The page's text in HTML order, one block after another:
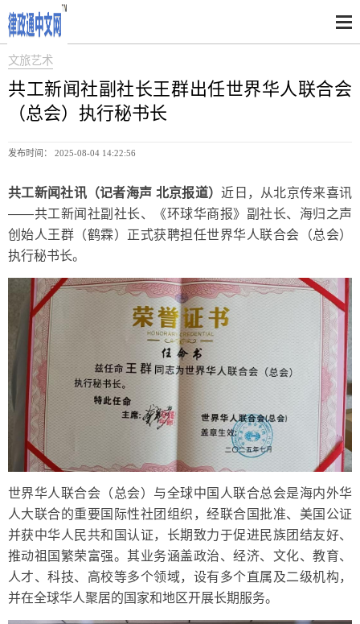
文旅艺术
共工新闻社副社长王群出任世界华人联合会
（总会）执行秘书长
发布时间： 2025-08-04 14:22:56
共工新闻社讯（记者海声 北京报道）近日，从北京传来喜讯
——共工新闻社副社长、《环球华商报》副社长、海归之声
创始人王群（鹤霖）正式获聘担任世界华人联合会（总会）
执行秘书长。
世界华人联合会（总会）与全球中国人联合总会是海内外华
人大联合的重要国际性社团组织，经联合国批准、美国公证
并获中华人民共和国认证，长期致力于促进民族团结友好、
推动祖国繁荣富强。其业务涵盖政治、经济、文化、教育、
人才、科技、高校等多个领域，设有多个直属及二级机构，
并在全球华人聚居的国家和地区开展长期服务。